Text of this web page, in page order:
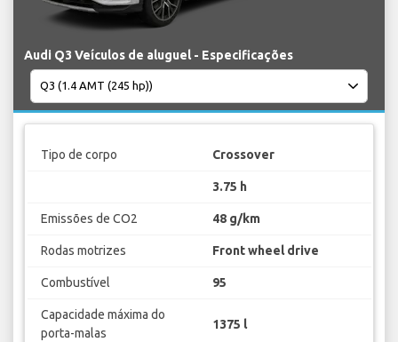
Audi Q3 Veículos de aluguel - Especificações
Tipo de corpo Crossover
3.75 h
Emissões de CO2 48 g/km
Rodas motrizes Front wheel drive
Combustível 95
Capacidade máxima do
porta-malas
1375 l